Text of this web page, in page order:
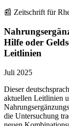
📰 Zeitschrift für
Hilfe oder
Leitlinien
Juli 2025
Dieser
aktuellen Leitlinien
die Untersuchung